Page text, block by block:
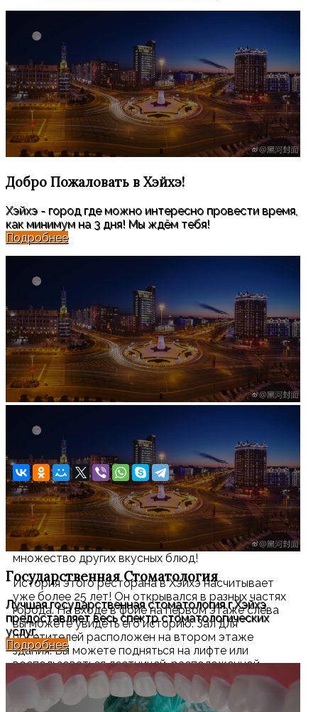
Добро Пожаловать в Хэйхэ!
Хэйхэ - город где можно интересно провести время,
как минимум на 3 дня! Мы ждём тебя!
Подробнее
Государственная Стоматология
Лучшая государственная стоматология г.Хэйхэ
предоставляет весь спектр стоматологических
услуг.
Подробнее
Увеличить изображение
Ресторан Син Юй в Хэйхэ
Атмосфера, подача блюд и обслуживание — всё
на высоте. Попробуйте утку по-пекински и
множество других вкусных блюд!
История этого ресторана в Хэйхэ насчитывает
уже более 25 лет! Он открывался в разных частях
города. На входе в фойе на первом этаже слева
вы можете увидеть его историю. Зал для
посетителей расположен на втором этаже
здания. Вы можете подняться на лифте или
воспользоваться лестницей, расположенной
справа от лифта.
На входе вас встречает раскалённая печь, в